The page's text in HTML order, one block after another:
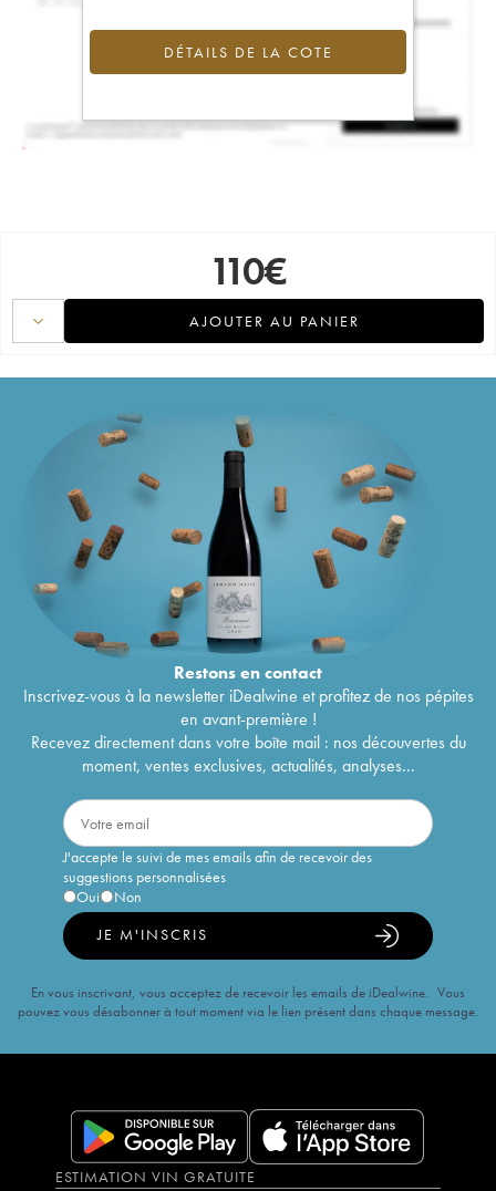
DÉTAILS DE LA COTE
110€
AJOUTER AU PANIER
Restons encontact
Inscrivez-vous à la newsletter iDealwine et profitez de nos pépites
en avant-première !
Recevez directement dans votre boîte mail : nos découvertes du
moment, ventes exclusives, actualités, analyses...
J'accepte le suivi de mes emails afin de recevoir des
suggestions personnalisées
Oui
Non
JE M'INSCRIS
En vous inscrivant, vous acceptez de recevoir les emails de iDealwine. Vous
pouvez vous désabonner à tout moment via le lien présent dans chaque message.
ESTIMATION VIN GRATUITE